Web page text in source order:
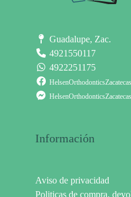
Guadalupe, Zac.
4921550117
4922251175
HelsenOrthodonticsZacatecas
HelsenOrthodonticsZacatecas
Información
Aviso de privacidad
Politicas de compra,